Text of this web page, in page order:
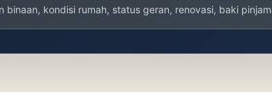
binaan, kondisi rumah, status geran, renovasi, baki